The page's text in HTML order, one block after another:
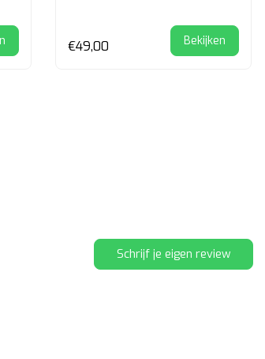
€49,00 Bekijken
Schrijf je eigen review